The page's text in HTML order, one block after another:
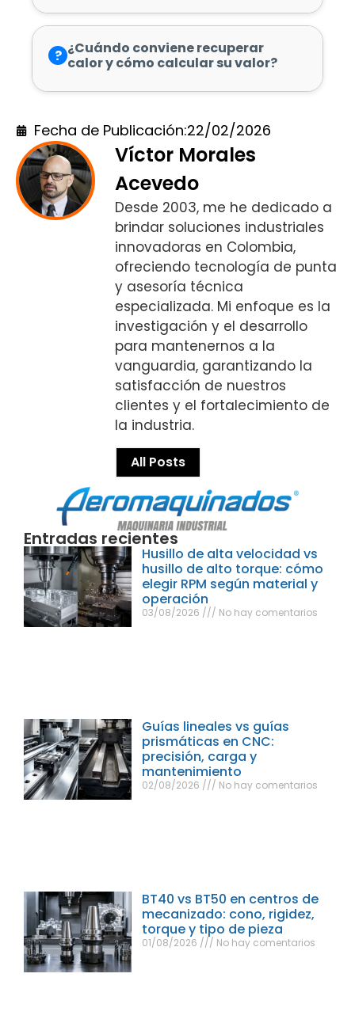
? ¿Cuándo conviene recuperar
calor y cómo calcular su valor?
Fecha de Publicación:22/02/2026
Víctor Morales
Acevedo
Desde 2003, me he dedicado a
brindar soluciones industriales
innovadoras en Colombia,
ofreciendo tecnología de punta
y asesoría técnica
especializada. Mi enfoque es la
investigación y el desarrollo
para mantenernos a la
vanguardia, garantizando la
satisfacción de nuestros
clientes y el fortalecimiento de
la industria.
All Posts
Entradas recientes
Husillo de alta velocidad vs
husillo de alto torque: cómo
elegir RPM según material y
operación
03/08/2026 No hay comentarios
Guías lineales vs guías
prismáticas en CNC:
precisión, carga y
mantenimiento
02/08/2026 No hay comentarios
BT40 vs BT50 en centros de
mecanizado: cono, rigidez,
torque y tipo de pieza
01/08/2026 No hay comentarios